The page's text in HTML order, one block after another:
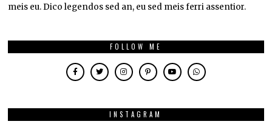
meis eu. Dico legendos sed an, eu sed meis ferri assentior.
FOLLOW ME
INSTAGRAM